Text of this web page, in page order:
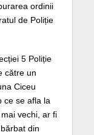
ordinii
de Poliție
5 Poliție
către un
Ciceu
ce se afla la
vechi, ar fi
din